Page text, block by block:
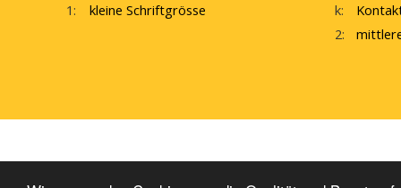
1:
kleine Schriftgrösse
k:
2: